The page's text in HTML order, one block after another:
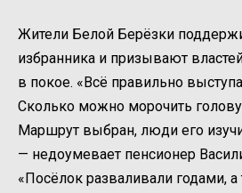
Жители Белой Берёзки
избранника и призывают
в покое. «Всё правильно
Сколько можно морочить
Маршрут выбран, люди его
— недоумевает пенсионер
«Посёлок разваливали годами, а